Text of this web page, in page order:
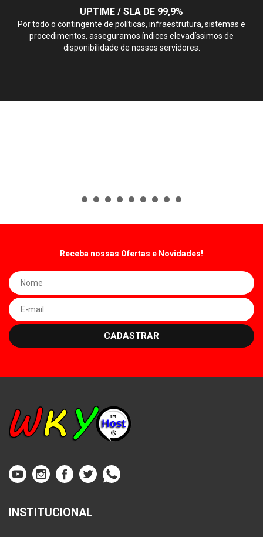
UPTIME / SLA DE 99,9%
Por todo o contingente de políticas, infraestrutura, sistemas e
procedimentos, asseguramos índices elevadíssimos de
disponibilidade de nossos servidores.
Receba nossas Ofertas e Novidades!
CADASTRAR
INSTITUCIONAL